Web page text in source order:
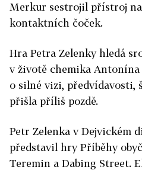
Merkur sestrojil přístroj
kontaktních čoček.
Hra Petra Zelenky hledá
v životě chemika
o silné vizi, předvídavosti,
přišla příliš pozdě.
Petr Zelenka v Dejvickém
představil hry Příběhy
Teremin a Dabing Street.